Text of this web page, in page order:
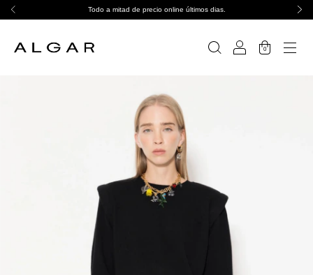
Todo a mitad de precio online últimos dias.
0